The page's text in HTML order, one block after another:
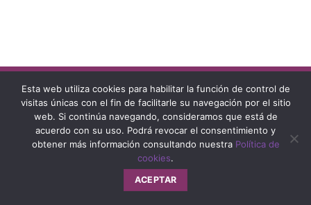
Esta web utiliza cookies para habilitar la función de control de
visitas únicas con el fin de facilitarle su navegación por el sitio
web. Si continúa navegando, consideramos que está de
acuerdo con su uso. Podrá revocar el consentimiento y
obtener más información consultando nuestra Política de
cookies.
ACEPTAR